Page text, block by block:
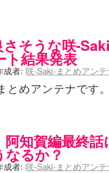
そうな咲-
ト結果発表
成者: 咲-Saki-まとめアン
とめアンテナで
知賀編最終
なるか？
成者: 咲-Saki-まとめアン